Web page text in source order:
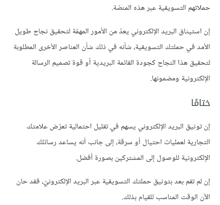
حملاتهم التسويقية عبر هذه المنصّة.
إن استيثاق البريد الإلكتروني يعدّ من الأمور المهمّة لتحقيق نجاح طويل
الأمد في حملتك التسويقية، شأنه في ذلك شأن العناصر الأخرى المطلوبة
لتحقيق هذا النجاح كجودة القائمة البريدية أو قوة تصميم الرسالة
الإلكترونية ومضمونها.
ختامًا
إن توثيق البريد الإلكتروني يسهم في تقليل احتمالية تعرّض علامتك
التجارية لعمليات احتيال أو سرقة، إلى جانب أنه يساعد رسائلك
الإلكترونية للوصول إلى المشتركين بصورة أفضل.
إن لم تقم بعد بتوثيق حملتك التسويقية عبر البريد الإلكترونيّ، فقد حان
الآن الوقت المناسب للقيام بذلك.